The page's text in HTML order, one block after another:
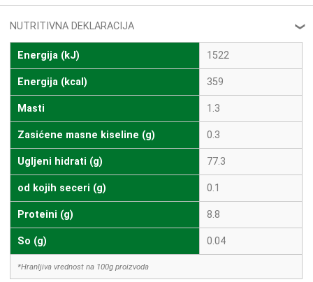
NUTRITIVNA DEKLARACIJA ❮
Energija (kJ) 1522
Energija (kcal) 359
Masti 1.3
Zasićene masne kiseline (g) 0.3
Ugljeni hidrati (g) 77.3
od kojih seceri (g) 0.1
Proteini (g) 8.8
So (g) 0.04
*Hranljiva vrednost na 100g proizvoda